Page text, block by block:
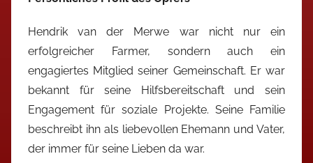
Hendrik van der Merwe war nicht nur ein
erfolgreicher Farmer, sondern auch ein
engagiertes Mitglied seiner Gemeinschaft. Er war
bekannt für seine Hilfsbereitschaft und sein
Engagement für soziale Projekte. Seine Familie
beschreibt ihn als liebevollen Ehemann und Vater,
der immer für seine Lieben da war.